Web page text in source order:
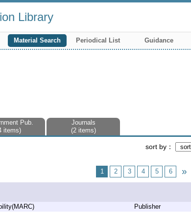
Library
Material Search Periodical List Guidance
Pub.
items
Journals
2 items
sort by
1 2 3 4 5 6
Publisher